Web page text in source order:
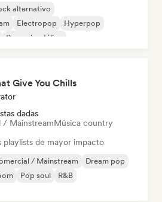
alternativo
Electropop
Hyperpop
Pop psicodélico
Give You Chills
dadas
/ MainstreamMúsica country
playlists de mayor impacto
/ Mainstream
Dream pop
Pop soul
R&B